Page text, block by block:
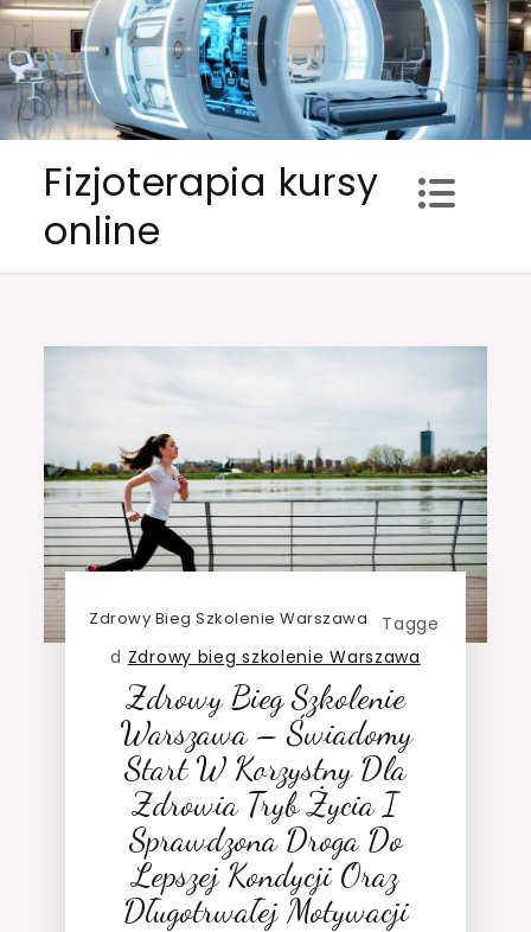
Skip
to
content
Fizjoterapia kursy
online
Zdrowy Bieg Szkolenie Warszawa
Tagge
d Zdrowy bieg szkolenie Warszawa
Zdrowy Bieg Szkolenie
Warszawa – Świadomy
Start W Korzystny Dla
Zdrowia Tryb Życia I
Sprawdzona Droga Do
Lepszej Kondycji Oraz
Długotrwałej Motywacji